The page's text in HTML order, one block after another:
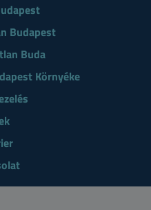
Budapest
Buda
Környéke